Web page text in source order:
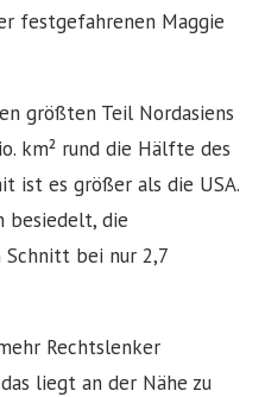
festgefahrenen Maggie
größten Teil Nordasiens
km² rund die Hälfte des
ist es größer als die USA.
besiedelt, die
bei nur 2,7
Rechtslenker
liegt an der Nähe zu